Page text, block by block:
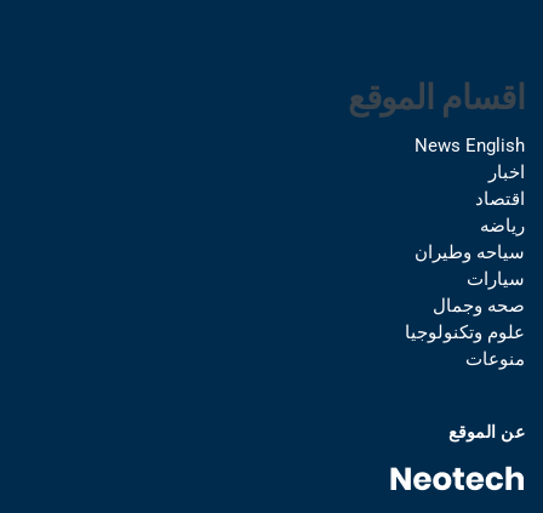
اقسام الموقع
News English
اخبار
اقتصاد
رياضه
سياحه وطيران
سيارات
صحه وجمال
علوم وتكنولوجيا
منوعات
عن الموقع